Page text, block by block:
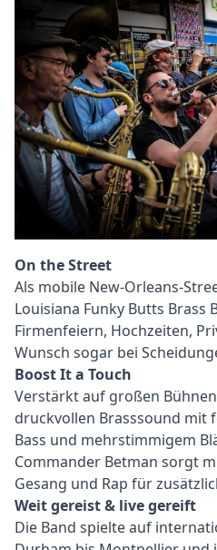
Text
On the Street
Als mobile New-Orleans-
Louisiana Funky Butts Brass
Firmenfeiern, Hochzeiten,
Wunsch sogar bei
Boost It a Touch
Verstärkt auf großen
druckvollen Brasssound mit
Bass und mehrstimmigem
Commander Betman sorgt
Gesang und Rap für
Weit gereist & live gereift
Die Band spielte auf